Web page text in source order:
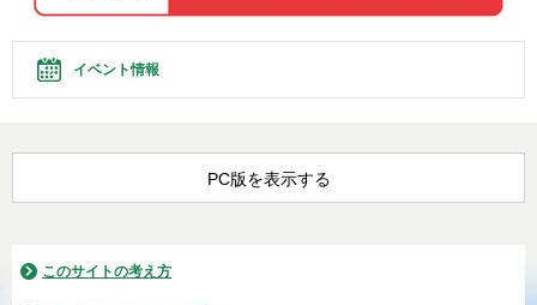
イベント情報
PC版を表示する
このサイトの考え方